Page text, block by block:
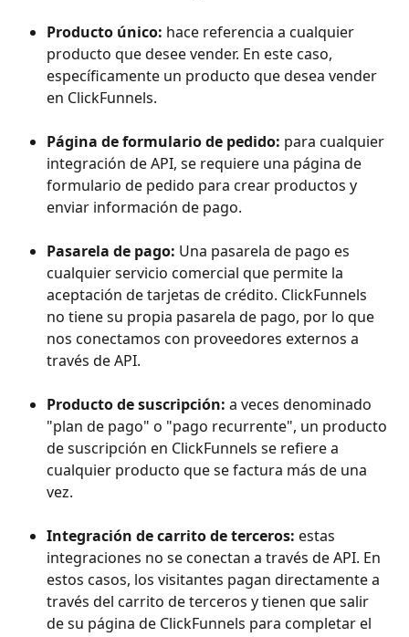
Producto único: hace referencia a cualquier
producto que desee vender. En este caso,
específicamente un producto que desea vender
en ClickFunnels.
Página de formulario de pedido: para cualquier
integración de API, se requiere una página de
formulario de pedido para crear productos y
enviar información de pago.
Pasarela de pago: Una pasarela de pago es
cualquier servicio comercial que permite la
aceptación de tarjetas de crédito. ClickFunnels
no tiene su propia pasarela de pago, por lo que
nos conectamos con proveedores externos a
través de API.
Producto de suscripción: a veces denominado
"plan de pago" o "pago recurrente", un producto
de suscripción en ClickFunnels se refiere a
cualquier producto que se factura más de una
vez.
Integración de carrito de terceros: estas
integraciones no se conectan a través de API. En
estos casos, los visitantes pagan directamente a
través del carrito de terceros y tienen que salir
de su página de ClickFunnels para completar el